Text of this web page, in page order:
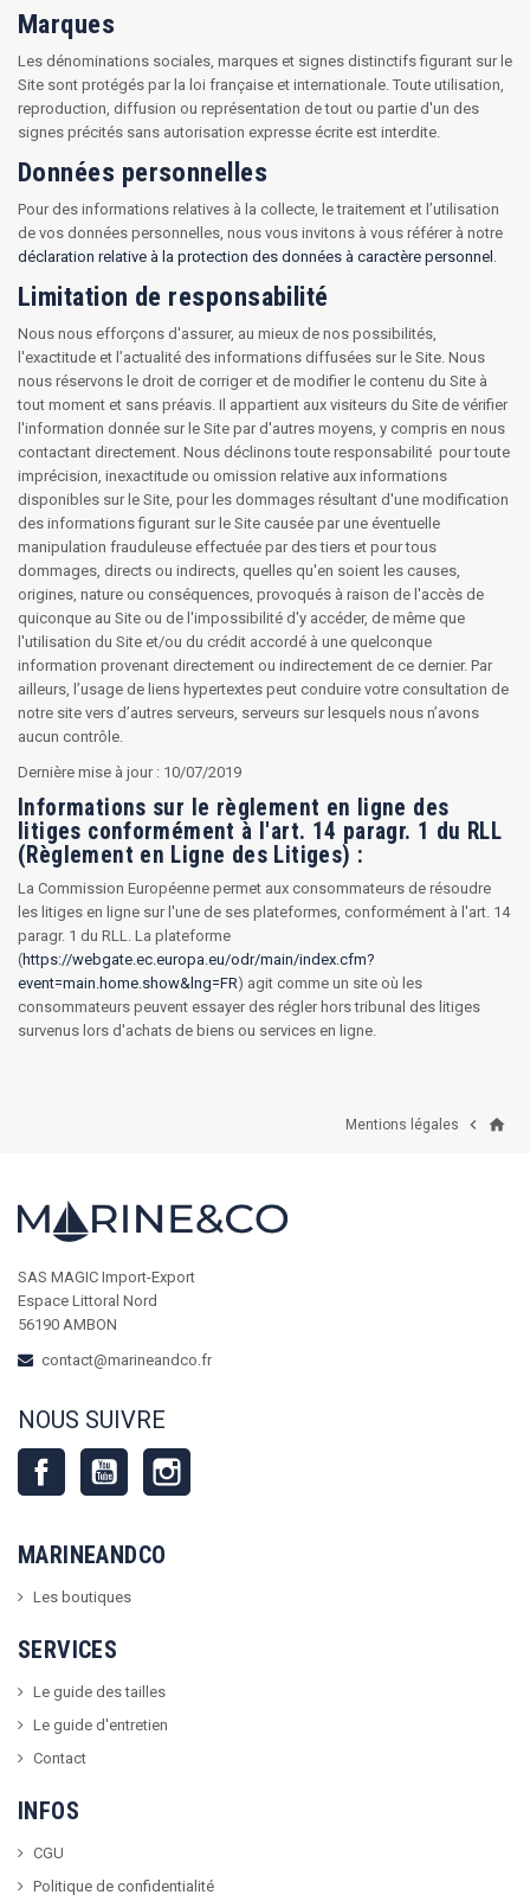
Marques
Les dénominations sociales, marques et signes distinctifs figurant sur le
Site sont protégés par la loi française et internationale. Toute utilisation,
reproduction, diffusion ou représentation de tout ou partie d'un des
signes précités sans autorisation expresse écrite est interdite.
Données personnelles
Pour des informations relatives à la collecte, le traitement et l’utilisation
de vos données personnelles, nous vous invitons à vous référer à notre
déclaration relative à la protection des données à caractère personnel .
Limitation de responsabilité
Nous nous efforçons d'assurer, au mieux de nos possibilités,
l'exactitude et l’actualité des informations diffusées sur le Site. Nous
nous réservons le droit de corriger et de modifier le contenu du Site à
tout moment et sans préavis. Il appartient aux visiteurs du Site de vérifier
l'information donnée sur le Site par d'autres moyens, y compris en nous
contactant directement. Nous déclinons toute responsabilité pour toute
imprécision, inexactitude ou omission relative aux informations
disponibles sur le Site, pour les dommages résultant d'une modification
des informations figurant sur le Site causée par une éventuelle
manipulation frauduleuse effectuée par des tiers et pour tous
dommages, directs ou indirects, quelles qu'en soient les causes,
origines, nature ou conséquences, provoqués à raison de l'accès de
quiconque au Site ou de l'impossibilité d'y accéder, de même que
l'utilisation du Site et/ou du crédit accordé à une quelconque
information provenant directement ou indirectement de ce dernier. Par
ailleurs, l’usage de liens hypertextes peut conduire votre consultation de
notre site vers d’autres serveurs, serveurs sur lesquels nous n’avons
aucun contrôle.
Dernière mise à jour : 10/07/2019
Informations sur le règlement en ligne des
litiges conformément à l'art. 14 paragr. 1 du RLL
(Règlement en Ligne des Litiges) :
La Commission Européenne permet aux consommateurs de résoudre
les litiges en ligne sur l'une de ses plateformes, conformément à l'art. 14
paragr. 1 du RLL. La plateforme
(https://webgate.ec.europa.eu/odr/main/index.cfm?
event=main.home.show&lng=FR) agit comme un site où les
consommateurs peuvent essayer des régler hors tribunal des litiges
survenus lors d'achats de biens ou services en ligne.
home

Mentions légales
SAS MAGIC Import-Export
Espace Littoral Nord
56190 AMBON
contact@marineandco.fr
NOUS SUIVRE
Facebook YouTube
MARINEANDCO
Les boutiques
SERVICES
Le guide des tailles
Le guide d'entretien
Contact
INFOS
CGU
Politique de confidentialité